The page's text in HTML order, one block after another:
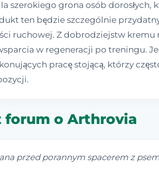
szerokiego grona osób
ten będzie szczególnie
ruchowej. Z dobrodziejstw kremu
w regeneracji po treningu.
pracę stojącą, którzy
forum o Arthrovia
przed porannym spacerem z